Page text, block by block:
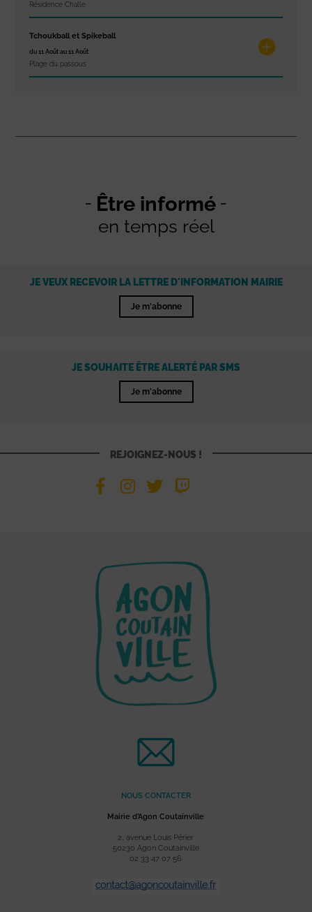
Résidence Challe
Tchoukball et Spikeball
du 11 Août au 11 Août
Plage du passous
Être informé
en temps réel
JE VEUX RECEVOIR LA LETTRE D'INFORMATION MAIRIE
Je m'abonne
JE SOUHAITE ÊTRE ALERTÉ PAR SMS
Je m'abonne
REJOIGNEZ-NOUS !
NOUS CONTACTER
Mairie d’Agon Coutainville
2, avenue Louis Périer
50230 Agon Coutainville
02 33 47 07 56